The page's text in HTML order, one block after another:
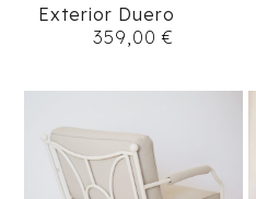
Exterior Duero
359,00€